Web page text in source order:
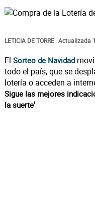
LETICIA DE TORRE Actualizada
El Sorteo de Navidad
todo el país, que se
lotería o acceden a
Sigue las mejores
la suerte'